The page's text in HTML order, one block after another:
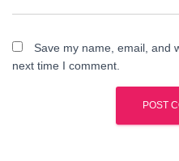
Save my name, email, and
next time I comment.